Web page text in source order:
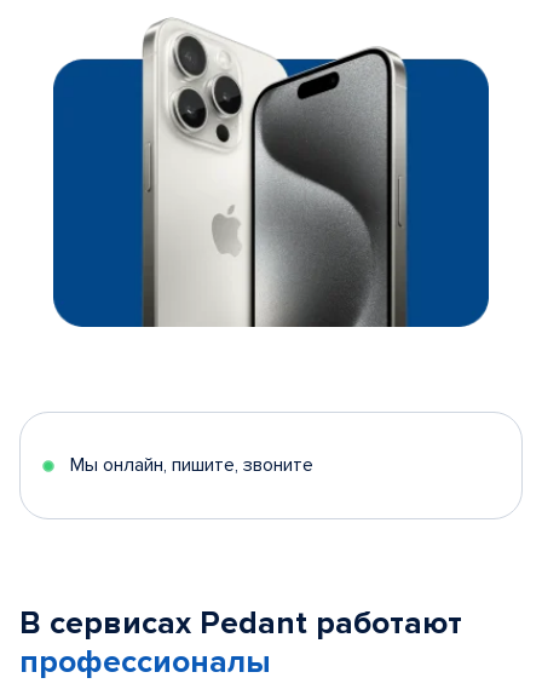
Мы онлайн, пишите, звоните
В сервисах Pedant работают
профессионалы